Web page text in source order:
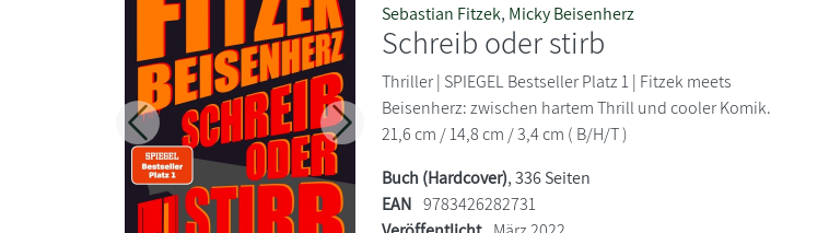
Zurück Weiter
Sebastian Fitzek, Micky Beisenherz
Schreib oder stirb
Thriller | SPIEGEL Bestseller Platz 1 | Fitzek meets
Beisenherz: zwischen hartem Thrill und cooler Komik.
21,6 cm / 14,8 cm / 3,4 cm ( B/H/T )
Buch (Hardcover), 336 Seiten
EAN 9783426282731